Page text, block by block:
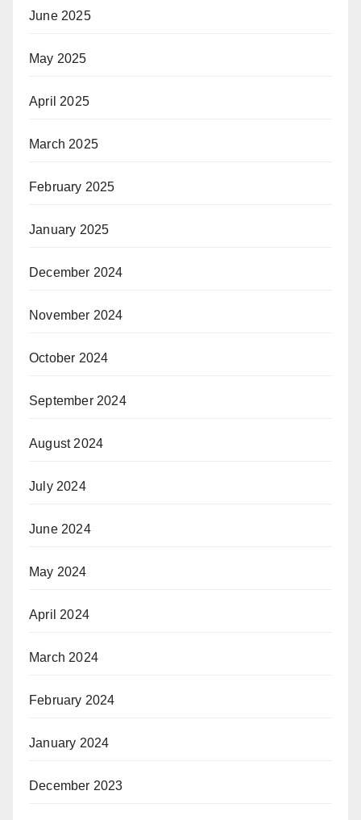
June 2025
May 2025
April 2025
March 2025
February 2025
January 2025
December 2024
November 2024
October 2024
September 2024
August 2024
July 2024
June 2024
May 2024
April 2024
March 2024
February 2024
January 2024
December 2023